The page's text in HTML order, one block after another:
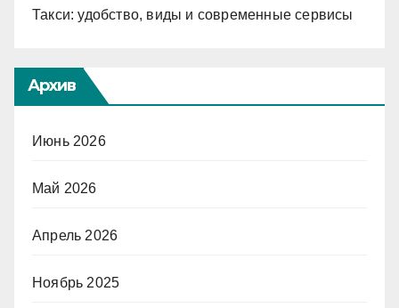
Такси: удобство, виды и современные сервисы
Архив
Июнь 2026
Май 2026
Апрель 2026
Ноябрь 2025